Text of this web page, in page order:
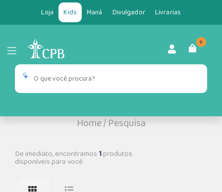
Loja Kids Maná Divulgador Livrarias
0
Home/Pesquisa
De imediato, encontramos 1produtos
disponíveis para você